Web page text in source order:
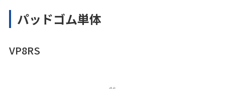
パッドゴム単体
VP8RS